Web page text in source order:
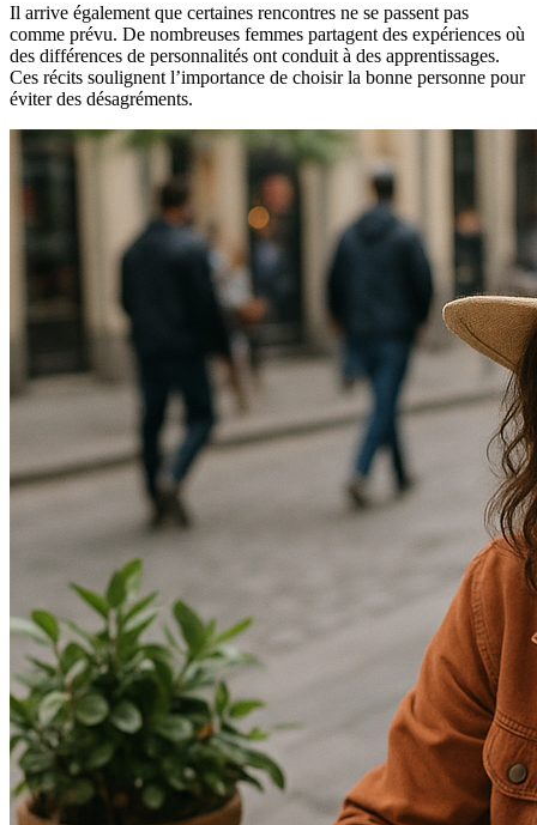
Il arrive également que certaines rencontres ne se passent pas
comme prévu. De nombreuses femmes partagent des expériences où
des différences de personnalités ont conduit à des apprentissages.
Ces récits soulignent l’importance de choisir la bonne personne pour
éviter des désagréments.